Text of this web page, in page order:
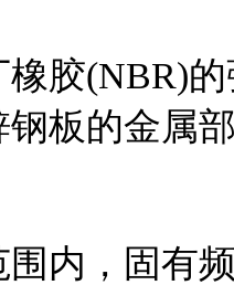
橡胶(NBR)
钢板的金属
内 ， 固有